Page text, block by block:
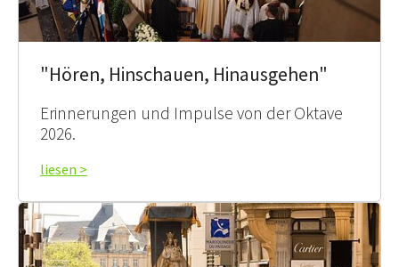
"Hören, Hinschauen, Hinausgehen"
Erinnerungen und Impulse von der Oktave
2026.
liesen >